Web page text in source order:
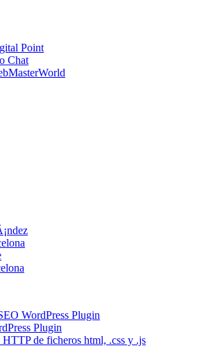
Point
Chat
WordPress Plugin
Plugin
HTTP de ficheros html, .css y .js